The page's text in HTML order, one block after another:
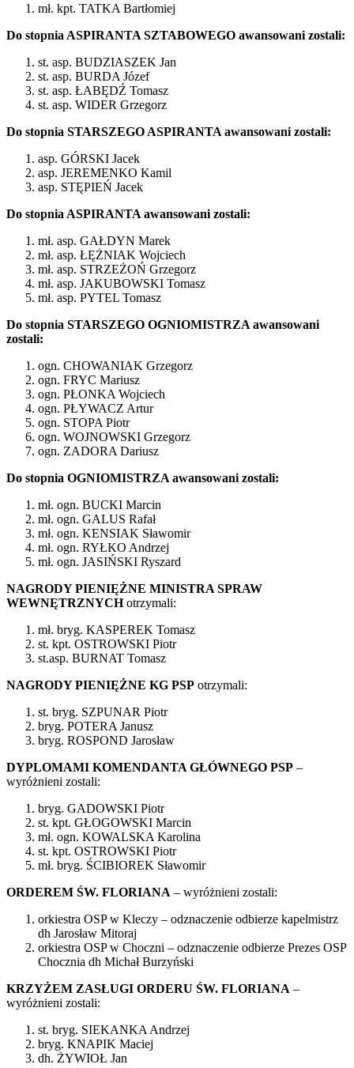
mł. kpt. TATKA Bartłomiej
Do stopnia ASPIRANTA SZTABOWEGO awansowani zostali:
st. asp. BUDZIASZEK Jan
st. asp. BURDA Józef
st. asp. ŁABĘDŹ Tomasz
st. asp. WIDER Grzegorz
Do stopnia STARSZEGO ASPIRANTA awansowani zostali:
asp. GÓRSKI Jacek
asp. JEREMENKO Kamil
asp. STĘPIEŃ Jacek
Do stopnia ASPIRANTA awansowani zostali:
mł. asp. GAŁDYN Marek
mł. asp. ŁĘŻNIAK Wojciech
mł. asp. STRZEŻOŃ Grzegorz
mł. asp. JAKUBOWSKI Tomasz
mł. asp. PYTEL Tomasz
Do stopnia STARSZEGO OGNIOMISTRZA awansowani
zostali:
ogn. CHOWANIAK Grzegorz
ogn. FRYC Mariusz
ogn. PŁONKA Wojciech
ogn. PŁYWACZ Artur
ogn. STOPA Piotr
ogn. WOJNOWSKI Grzegorz
ogn. ZADORA Dariusz
Do stopnia OGNIOMISTRZA awansowani zostali:
mł. ogn. BUCKI Marcin
mł. ogn. GALUS Rafał
mł. ogn. KENSIAK Sławomir
mł. ogn. RYŁKO Andrzej
mł. ogn. JASIŃSKI Ryszard
NAGRODY PIENIĘŻNE MINISTRA SPRAW
WEWNĘTRZNYCHotrzymali:
mł. bryg. KASPEREK Tomasz
st. kpt. OSTROWSKI Piotr
st.asp. BURNAT Tomasz
NAGRODY PIENIĘŻNE KG PSP otrzymali:
st. bryg. SZPUNAR Piotr
bryg. POTERA Janusz
bryg. ROSPOND Jarosław
DYPLOMAMI KOMENDANTA GŁÓWNEGO PSP –
wyróżnieni zostali:
bryg. GADOWSKI Piotr
st. kpt. GŁOGOWSKI Marcin
mł. ogn. KOWALSKA Karolina
st. kpt. OSTROWSKI Piotr
mł. bryg. ŚCIBIOREK Sławomir
ORDEREM ŚW. FLORIANA – wyróżnieni zostali:
orkiestra OSP w Kleczy – odznaczenie odbierze kapelmistrz
dh Jarosław Mitoraj
orkiestra OSP w Choczni – odznaczenie odbierze Prezes OSP
Chocznia dh Michał Burzyński
KRZYŻEM ZASŁUGI ORDERU ŚW. FLORIANA –
wyróżnieni zostali:
st. bryg. SIEKANKA Andrzej
bryg. KNAPIK Maciej
dh. ŻYWIOŁ Jan